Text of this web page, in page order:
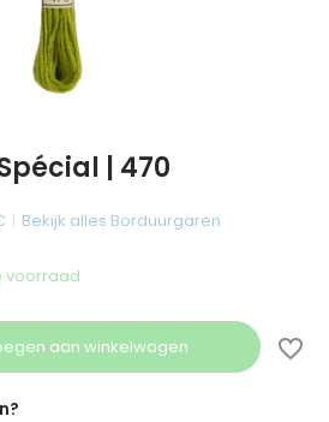
| 470
Bekijk alles Borduurgaren
voorraad
aan winkelwagen